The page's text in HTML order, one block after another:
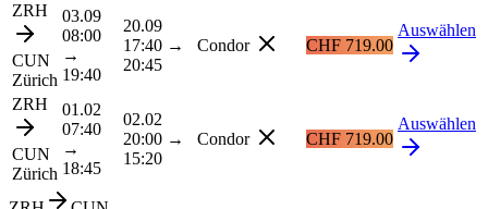
ZRH
CUN
Zürich
03.09
08:00
→
19:40
20.09
17:40 →
20:45
Condor CHF 719.00
Auswählen
ZRH
CUN
Zürich
01.02
07:40
→
18:45
02.02
20:00 →
15:20
Condor CHF 719.00
Auswählen